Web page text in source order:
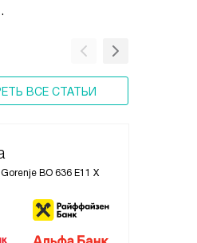
ВСЕ СТАТЬИ
BO 636 E11 X